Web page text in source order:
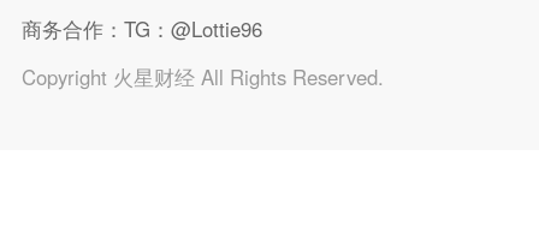
商务合作：TG：@Lottie96
Copyright 火星财经 All Rights Reserved.